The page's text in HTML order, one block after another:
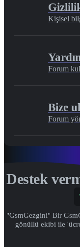
Kişisel
Forum
Bize
Forum
Destek
"GsmGezgini" Bir
gönüllü ekibi ile